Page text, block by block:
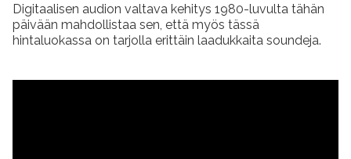
Digitaalisen audion valtava kehitys 1980-luvulta tähän
päivään mahdollistaa sen, että myös tässä
hintaluokassa on tarjolla erittäin laadukkaita soundeja.